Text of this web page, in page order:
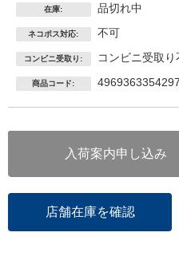
在庫: 品切れ中
ネコポス対応: 不可
コンビニ受取り: コンビニ受取り
商品コード: 4969363354297
入荷案内申し込み
店舗在庫を確認